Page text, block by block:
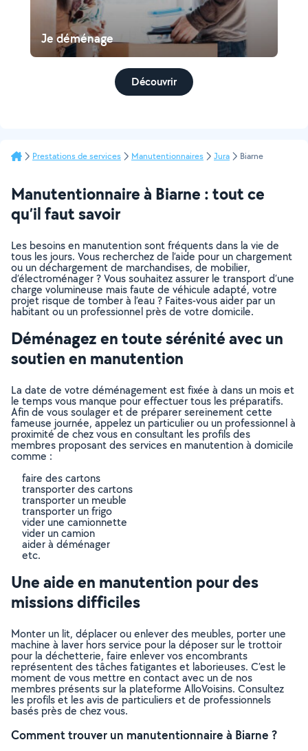
Je déménage
Découvrir
Prestations de services Manutentionnaires Jura Biarne
Manutentionnaire à Biarne : tout ce
qu’il faut savoir
Les besoins en manutention sont fréquents dans la vie de
tous les jours. Vous recherchez de l’aide pour un chargement
ou un déchargement de marchandises, de mobilier,
d’électroménager ? Vous souhaitez assurer le transport d’une
charge volumineuse mais faute de véhicule adapté, votre
projet risque de tomber à l’eau ? Faites-vous aider par un
habitant ou un professionnel près de votre domicile.
Déménagez en toute sérénité avec un
soutien en manutention
La date de votre déménagement est fixée à dans un mois et
le temps vous manque pour effectuer tous les préparatifs.
Afin de vous soulager et de préparer sereinement cette
fameuse journée, appelez un particulier ou un professionnel à
proximité de chez vous en consultant les profils des
membres proposant des services en manutention à domicile
comme :
faire des cartons
transporter des cartons
transporter un meuble
transporter un frigo
vider une camionnette
vider un camion
aider à déménager
etc.
Une aide en manutention pour des
missions difficiles
Monter un lit, déplacer ou enlever des meubles, porter une
machine à laver hors service pour la déposer sur le trottoir
pour la déchetterie, faire enlever vos encombrants
représentent des tâches fatigantes et laborieuses. C’est le
moment de vous mettre en contact avec un de nos
membres présents sur la plateforme AlloVoisins. Consultez
les profils et les avis de particuliers et de professionnels
basés près de chez vous.
Comment trouver un manutentionnaire à Biarne ?